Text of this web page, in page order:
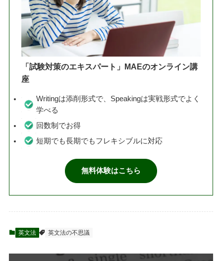
「試験対策のエキスパート」MAEのオンライン講
座
Writingは添削形式で、Speakingは実戦形式でよく
学べる
回数制でお得
短期でも長期でもフレキシブルに対応
無料体験はこちら
英文法 英文法の不思議